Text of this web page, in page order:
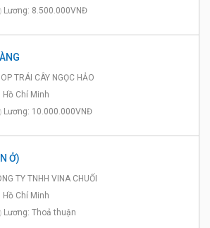
Lương: 8.500.000VNĐ
TRÁI CÂY NGỌC HẢO
Hồ Chí Minh
Lương: 10.000.000VNĐ
Ở)
TY TNHH VINA CHUỐI
Hồ Chí Minh
Lương: Thoả thuận